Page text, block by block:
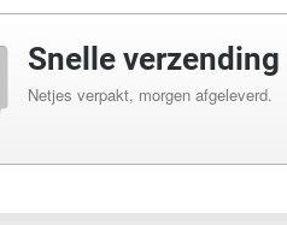
Snelle verzending
Netjes verpakt, morgen afgeleverd.